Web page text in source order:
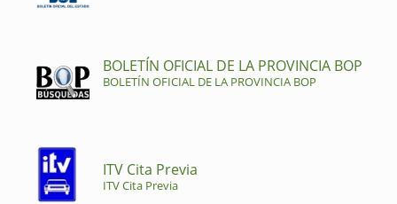
BOLETÍN OFICIAL DE LA PROVINCIA BOP
BOLETÍN OFICIAL DE LA PROVINCIA BOP
ITV Cita Previa
ITV Cita Previa